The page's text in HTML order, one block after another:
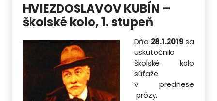
HVIEZDOSLAVOV KUBÍN –
školské kolo, 1. stupeň
Dňa 28.1.2019 sa
uskutočnilo
školské kolo
súťaže
v prednese
prózy.